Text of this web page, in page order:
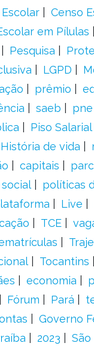
Censo
em Pílulas
Pesquisa
LGPD
prêmio
saeb pne
Piso
História de vida
capitais
políticas
Live
TCE
Tocantins
economia
Fórum Pará
Governo
2023 São